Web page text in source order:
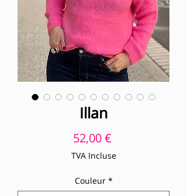
Illan
52,00 €Prix
TVA Incluse
Couleur *